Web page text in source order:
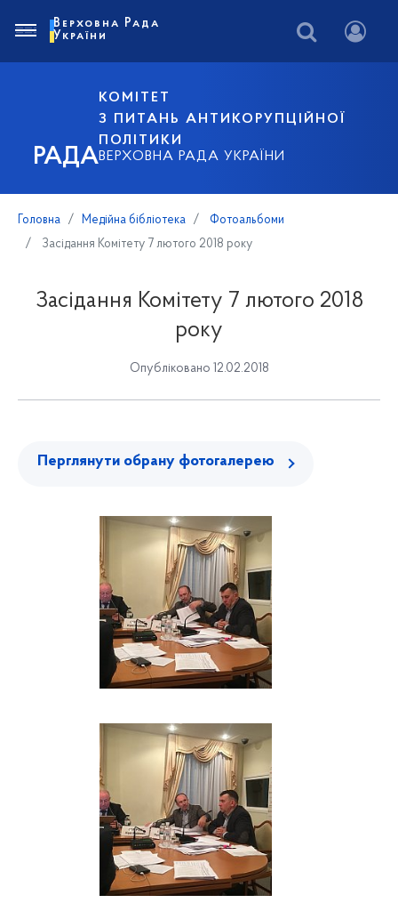
РАДА
КОМІТЕТ
З ПИТАНЬ АНТИКОРУПЦІЙНОЇ
ПОЛІТИКИ
ВЕРХОВНА РАДА УКРАЇНИ
Верховна Рада
України
Головна Медійна бібліотека
Фотоальбоми
Засідання Комітету 7 лютого 2018 року
Засідання Комітету 7 лютого 2018
року
Опубліковано 12.02.2018
Перглянути обрану фотогалерею